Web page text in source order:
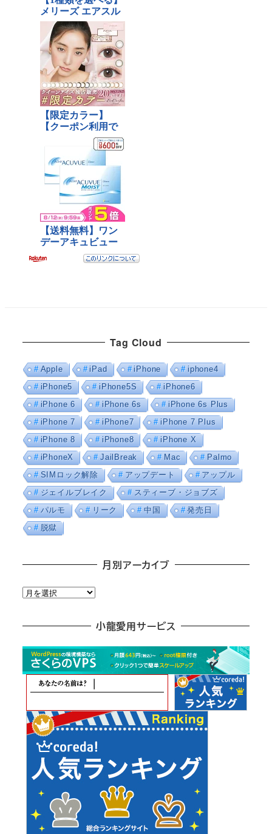
Tag Cloud
Apple iPad iPhone
iphone4
iPhone5
iPhone5S
iPhone6
iPhone 6
iPhone 6s
iPhone 6s Plus
iPhone 7
iPhone7
iPhone 7 Plus
iPhone 8
iPhone8
iPhone X
iPhoneX
JailBreak Mac
Palmo
SIMロック解除
アップデート
アップル
ジェイルブレイク
スティーブ・ジョブズ
パルモ
リーク 中国
発売日
脱獄
月別アーカイブ
月
カ
小龍愛用サービス